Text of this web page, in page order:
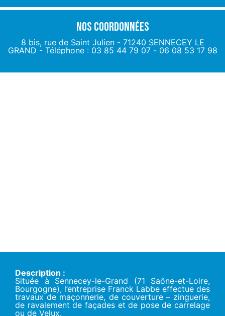
Nos coordonnées
8 bis, rue de Saint Julien - 71240 SENNECEY LE
GRAND - Téléphone : 03 85 44 79 07- 06 08 53 17 98
Description :
Située à Sennecey-le-Grand (71 Saône-et-Loire,
Bourgogne), l’entreprise Franck Labbe effectue des
travaux de maçonnerie, de couverture – zinguerie,
de ravalement de façades et de pose de carrelage
ou de Velux.